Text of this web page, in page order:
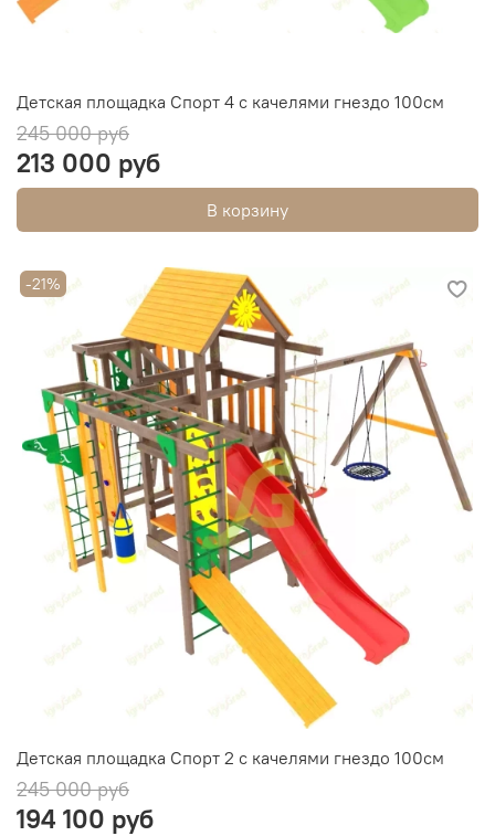
Детская площадка Спорт 4 с качелями гнездо 100см
245 000 руб
213 000 руб
В корзину
-21%
Детская площадка Спорт 2 с качелями гнездо 100см
245 000 руб
194 100 руб